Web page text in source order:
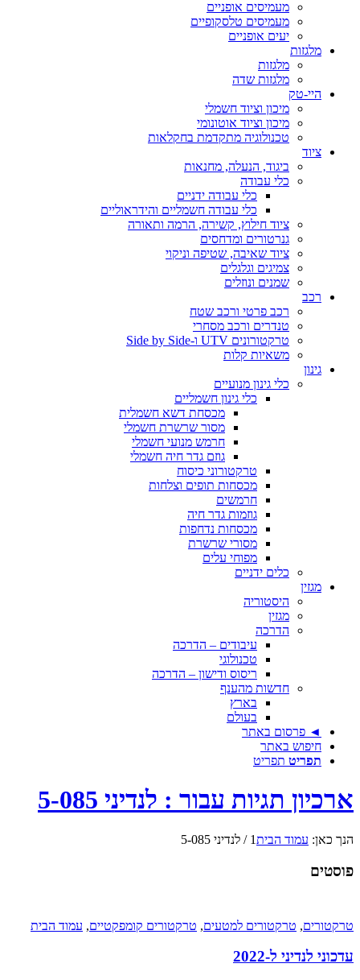
מעמיסים אופניים
מעמיסים טלסקופיים
יעים אופניים
מלגזות
מלגזות
מלגזות שדה
היי-טק
מיכון וציוד חשמלי
מיכון וציוד אוטונומי
טכנולוגיה מתקדמת בחקלאות
ציוד
ביגוד, הנעלה, מחנאות
כלי עבודה
כלי עבודה ידניים
כלי עבודה חשמליים והידראוליים
ציוד חילוץ, קשירה, הרמה ותאורה
גנרטורים ומדחסים
ציוד שאיבה, שטיפה וניקוי
צמיגים וגלגלים
שמנים ונוזלים
רכב
רכב פרטי ורכב שטח
טנדרים ורכב מסחרי
טרקטורונים UTV ו-Side by Side
משאיות קלות
גינון
כלי גינון מנועיים
כלי גינון חשמליים
מכסחת דשא חשמלית
מסור שרשרת חשמלי
חרמש מנועי חשמלי
גוזם גדר חיה חשמלי
טרקטורוני כיסוח
מכסחות תופים וצלחות
חרמשים
גוזמות גדר חיה
מכסחות נדחפות
מסורי שרשרת
מפוחי עלים
כלים ידניים
מגזין
היסטוריה
מגזין
הדרכה
עיבודים – הדרכה
טכנולוגי
ריסוס ודישון – הדרכה
חדשות מהענף
בארץ
בעולם
◄ פרסום באתר
חיפוש באתר
תפריט תפריט
ארכיון תגיות עבור : לנדיני 5-085
הנך כאן: עמוד הבית1
/ לנדיני 5-085
פוסטים
טרקטורים, טרקטורים למטעים, טרקטורים קומפקטיים, עמוד הבית
עדכוני לנדיני ל-2022